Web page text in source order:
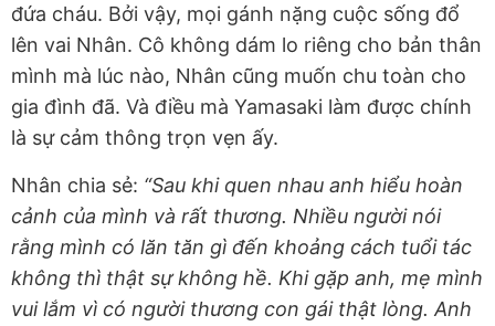
đứa cháu. Bởi vậy, mọi gánh nặng cuộc sống đổ
lên vai Nhân. Cô không dám lo riêng cho bản thân
mình mà lúc nào, Nhân cũng muốn chu toàn cho
gia đình đã. Và điều mà Yamasaki làm được chính
là sự cảm thông trọn vẹn ấy.
Nhân chia sẻ: “Sau khi quen nhau anh hiểu hoàn
cảnh của mình và rất thương. Nhiều người nói
rằng mình có lăn tăn gì đến khoảng cách tuổi tác
không thì thật sự không hề. Khi gặp anh, mẹ mình
vui lắm vì có người thương con gái thật lòng. Anh